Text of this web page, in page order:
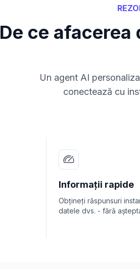
De ce afacerea
Un agent AI
conectează cu
Informații rapide
Obțineți răspunsuri
datele dvs. - fără